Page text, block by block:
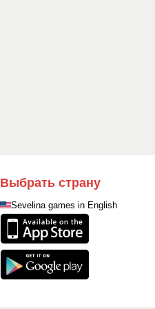
Выбрать страну
Sevelina games in English